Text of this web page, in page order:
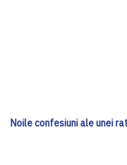
Noile confesiuni ale unei